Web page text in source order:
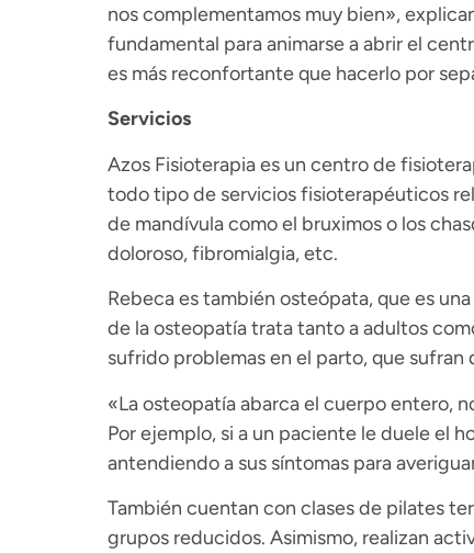
nos complementamos muy bien»,
fundamental para animarse a abrir el
es más reconfortante que hacerlo por
Servicios
Azos Fisioterapia es un centro de
todo tipo de servicios fisioterapéuticos
de mandívula como el bruximos o los
doloroso, fibromialgia, etc.
Rebeca es también osteópata, que es
de la osteopatía trata tanto a adultos
sufrido problemas en el parto, que sufran
«La osteopatía abarca el cuerpo entero,
Por ejemplo, si a un paciente le duele el
antendiendo a sus síntomas para
También cuentan con clases de pilates
grupos reducidos. Asimismo, realizan